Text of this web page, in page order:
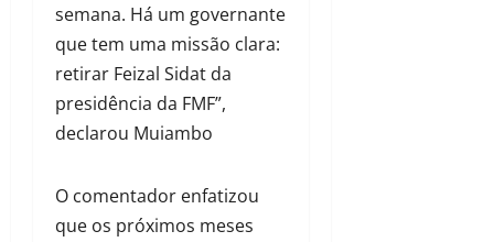
semana. Há um governante
que tem uma missão clara:
retirar Feizal Sidat da
presidência da FMF”,
declarou Muiambo
O comentador enfatizou
que os próximos meses